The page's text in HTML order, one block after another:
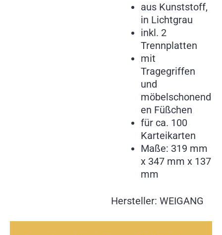
aus Kunststoff,
in Lichtgrau
inkl. 2
Trennplatten
mit
Tragegriffen
und
möbelschonend
en Füßchen
für ca. 100
Karteikarten
Maße: 319 mm
x 347 mm x 137
mm
Hersteller: WEIGANG